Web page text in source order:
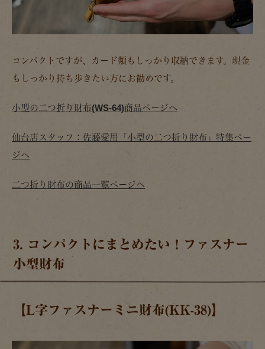
コンパクトですが、カード類もしっかり収納できます。現金
もしっかり持ち歩きたい方にお勧めです。
小型の二つ折り財布(WS-64)商品ページへ
仙台店スタッフ：佐藤愛用「小型の二つ折り財布」特集ペー
ジへ
二つ折り財布の商品一覧ページへ
3. コンパクトにまとめたい！ファスナー
小型財布
【L字ファスナーミニ財布(KK-38)】